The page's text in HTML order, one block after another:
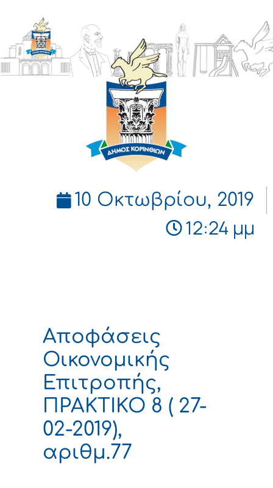
ΔΗΜΟΣ
ΚΟΡΙΝΘΙΩΝ
10 Οκτωβρίου, 2019
12:24 μμ
Αποφάσεις
Οικονομικής
Επιτροπής,
ΠΡΑΚΤΙΚΟ 8 ( 27-
02-2019),
αριθμ.77